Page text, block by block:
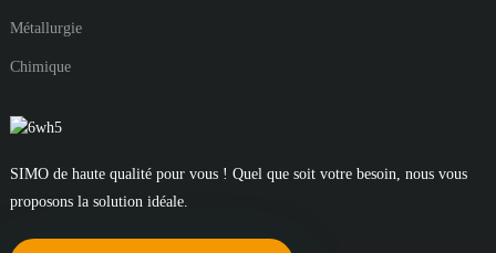
Métallurgie
Chimique
SIMO de haute qualité pour vous ! Quel que soit votre besoin, nous vous
proposons la solution idéale.